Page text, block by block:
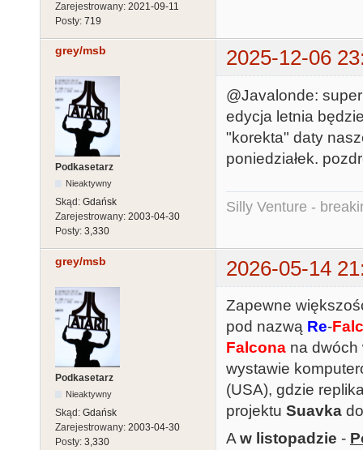
Zarejestrowany: 2021-09-11
Posty: 719
grey/msb 2025-12-06
Podkasetarz
Nieaktywny
Skąd: Gdańsk
Zarejestrowany: 2003-04-30
Posty: 3,330
@Javalonde:
edycja letnia
"korekta" daty
poniedziałek.
Silly Venture -
grey/msb 2026-05-14
Podkasetarz
Nieaktywny
Skąd: Gdańsk
Zarejestrowany: 2003-04-30
Posty: 3,330
Zapewne
pod nazwą Re-
Falcona na
wystawie
(USA), gdzie
projektu Suavka
Aw listopadzie -